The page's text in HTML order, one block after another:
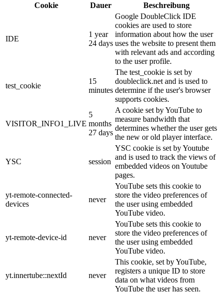
Cookie
Dauer Beschreibung
IDE
1 year
24 days
Google DoubleClick IDE
cookies are used to store
information about how the user
uses the website to present them
with relevant ads and according
to the user profile.
test_cookie
15
minutes
The test_cookie is set by
doubleclick.net and is used to
determine if the user's browser
supports cookies.
VISITOR_INFO1_LIVE
5
months
27 days
A cookie set by YouTube to
measure bandwidth that
determines whether the user gets
the new or old player interface.
YSC session
YSC cookie is set by Youtube
and is used to track the views of
embedded videos on Youtube
pages.
yt-remote-connected-
devices
never
YouTube sets this cookie to
store the video preferences of
the user using embedded
YouTube video.
yt-remote-device-id never
YouTube sets this cookie to
store the video preferences of
the user using embedded
YouTube video.
yt.innertube::nextId never
This cookie, set by YouTube,
registers a unique ID to store
data on what videos from
YouTube the user has seen.